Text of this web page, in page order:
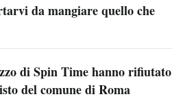
da mangiare quello che
di Spin Time hanno rifiutato
del comune di Roma